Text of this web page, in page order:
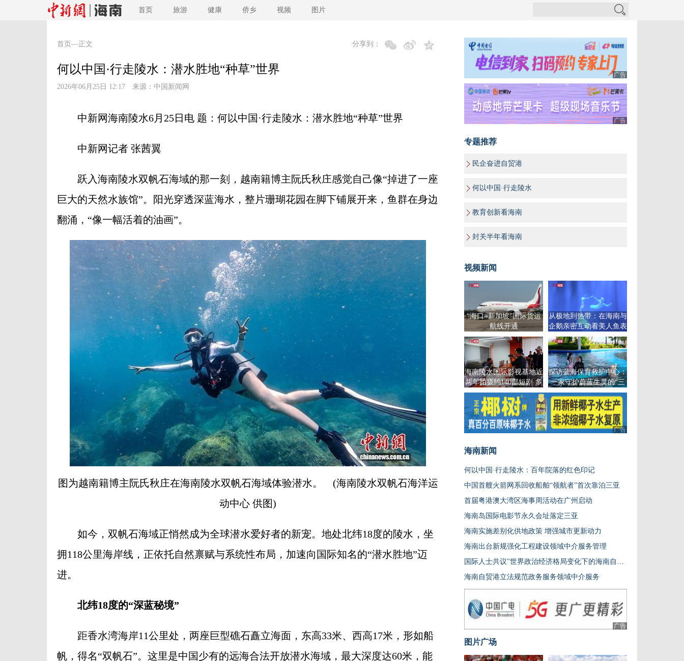
首页 旅游 健康 侨乡 视频 图片
首页 —正文 分享到：
何以中国·行走陵水：潜水胜地“种草”世界
2026年06月25日 12:17 来源： 中国新闻网
中新网海南陵水6月25日电 题：何以中国·行走陵水：潜水胜地“种草”世界
中新网记者 张茜翼
跃入海南陵水双帆石海域的那一刻，越南籍博主阮氏秋庄感觉自己像“掉进了一座
巨大的天然水族馆”。阳光穿透深蓝海水，整片珊瑚花园在脚下铺展开来，鱼群在身边
翻涌，“像一幅活着的油画”。
图为越南籍博主阮氏秋庄在海南陵水双帆石海域体验潜水。 (海南陵水双帆石海洋运
动中心 供图)
如今，双帆石海域正悄然成为全球潜水爱好者的新宠。地处北纬18度的陵水，坐
拥118公里海岸线，正依托自然禀赋与系统性布局，加速向国际知名的“潜水胜地”迈
进。
北纬18度的“深蓝秘境”
距香水湾海岸11公里处，两座巨型礁石矗立海面，东高33米、西高17米，形如船
帆，得名“双帆石”。这里是中国少有的远海合法开放潜水海域，最大深度达60米，能
广告
广告
专题推荐
民企奋进自贸港
何以中国·行走陵水
教育创新看海南
封关半年看海南
视频新闻
“海口=新加坡”国际货运
航线开通
从极地到热带：在海南与
企鹅亲密互动看美人鱼表
演，恍如进入宫崎骏童话
世界
海南陵水国际影视基地近
两年拍摄约140部短剧 多
部发行海外
探访蓝海保育救护中心：
一家守护蔚蓝生灵的“三
甲医院”
广告
海南新闻
何以中国·行走陵水：百年院落的红色印记
中国首艘火箭网系回收船舶“领航者”首次靠泊三亚
首届粤港澳大湾区海事周活动在广州启动
海南岛国际电影节永久会址落定三亚
海南实施差别化供地政策 增强城市更新动力
海南出台新规强化工程建设领域中介服务管理
国际人士共议"世界政治经济格局变化下的海南自贸港"
海南自贸港立法规范政务服务领域中介服务
广告
图片广场